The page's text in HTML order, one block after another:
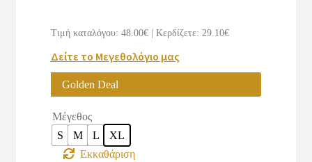
was:
€48.00.
τιμή
είναι:
€18.90.
Τιμή καταλόγου: 48.00€ Κερδίζετε: 29.10€
Δείτε το Μεγεθολόγιο μας
Golden Deal
Μέγεθος
S
M L
XL
Εκκαθάριση